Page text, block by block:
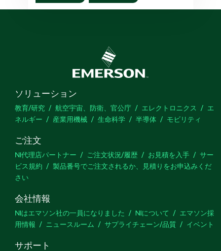
ソリューション
教育/研究 航空宇宙、防衛、官公庁 エレクトロニクス
エ
ネルギー
産業用機械 生命科学 半導体 モビリティ
ご注文
NI代理店パートナー ご注文状況/履歴 お見積を入手
サー
ビス規約
製品番号でご注文されるか、見積りをお申込みくだ
さい
会社情報
NIはエマソン社の一員になりました NIについて
エマソン採
用情報
ニュースルーム サプライチェーン/品質 イベント
サポート